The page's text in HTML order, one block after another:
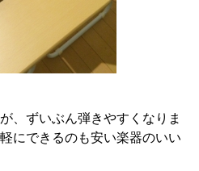
、ずいぶん弾きやすくなりま
にできるのも安い楽器のいい